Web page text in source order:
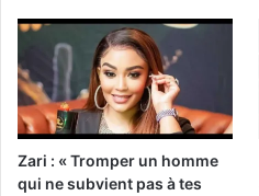
Zari : « Tromper un homme
qui ne subvient pas à tes